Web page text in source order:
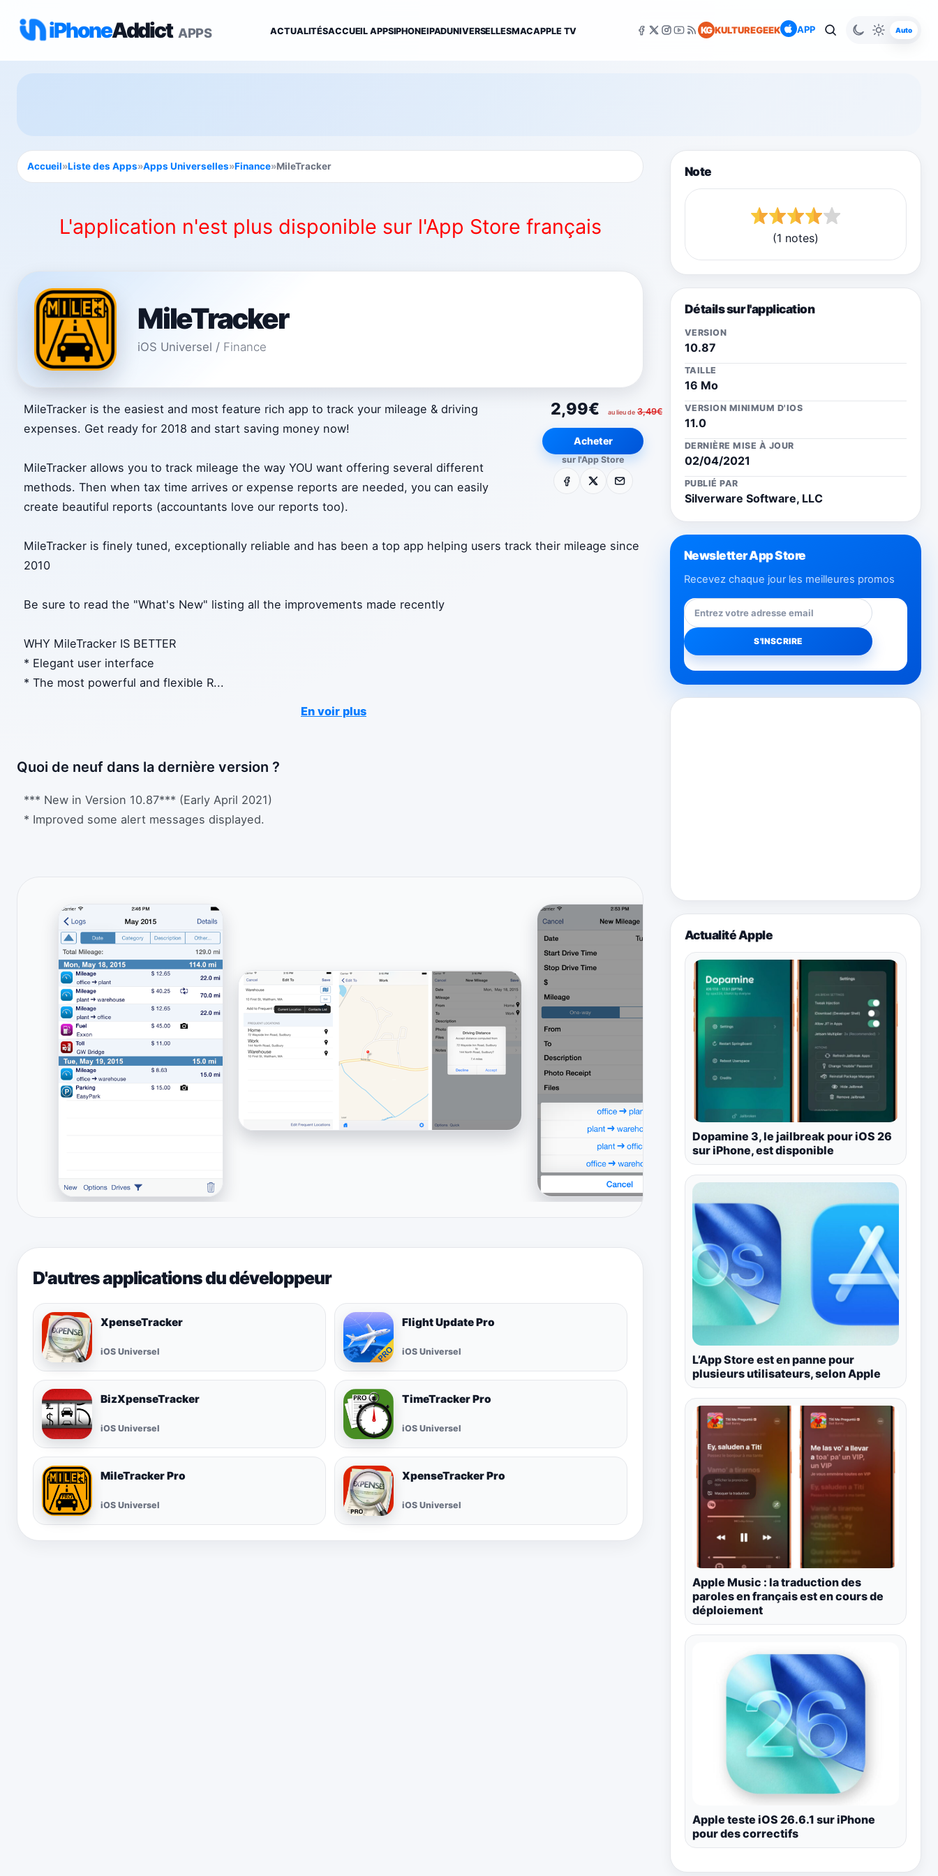
iPhoneAddict APPS ACTUALITÉSACCUEIL APPSIPHONEIPADUNIVERSELLESMACAPPLE TV KG KULTUREGEEK APP Auto
Accueil»Liste des Apps»Apps Universelles»Finance»MileTracker
L'application n'est plus disponible sur l'App Store français
MileTracker
iOS Universel / Finance
2,99€ au lieu de 3,49€
Acheter
sur l'App Store
Facebook E-mail
MileTracker is the easiest and most feature rich app to track your mileage & driving
expenses. Get ready for 2018 and start saving money now!
MileTracker allows you to track mileage the way YOU want offering several different
methods. Then when tax time arrives or expense reports are needed, you can easily
create beautiful reports (accountants love our reports too).
MileTracker is finely tuned, exceptionally reliable and has been a top app helping users track their mileage since
2010
Be sure to read the "What's New" listing all the improvements made recently
WHY MileTracker IS BETTER
* Elegant user interface
* The most powerful and flexible R...
En voir plus
Quoi de neuf dans la dernière version ?
*** New in Version 10.87*** (Early April 2021)
* Improved some alert messages displayed.
D'autres applications du développeur
XpenseTracker
iOS Universel
Flight Update Pro
iOS Universel
BizXpenseTracker
iOS Universel
TimeTracker Pro
iOS Universel
MileTracker Pro
iOS Universel
XpenseTracker Pro
iOS Universel
Note
(1 notes)
Détails sur l'application
VERSION
10.87
TAILLE
16 Mo
VERSION MINIMUM D'IOS
11.0
DERNIÈRE MISE À JOUR
02/04/2021
PUBLIÉ PAR
Silverware Software, LLC
Newsletter App Store
Recevez chaque jour les meilleures promos
Actualité Apple
Dopamine 3, le jailbreak pour iOS 26
sur iPhone, est disponible
L’App Store est en panne pour
plusieurs utilisateurs, selon Apple
Apple Music : la traduction des
paroles en français est en cours de
déploiement
Apple teste iOS 26.6.1 sur iPhone
pour des correctifs